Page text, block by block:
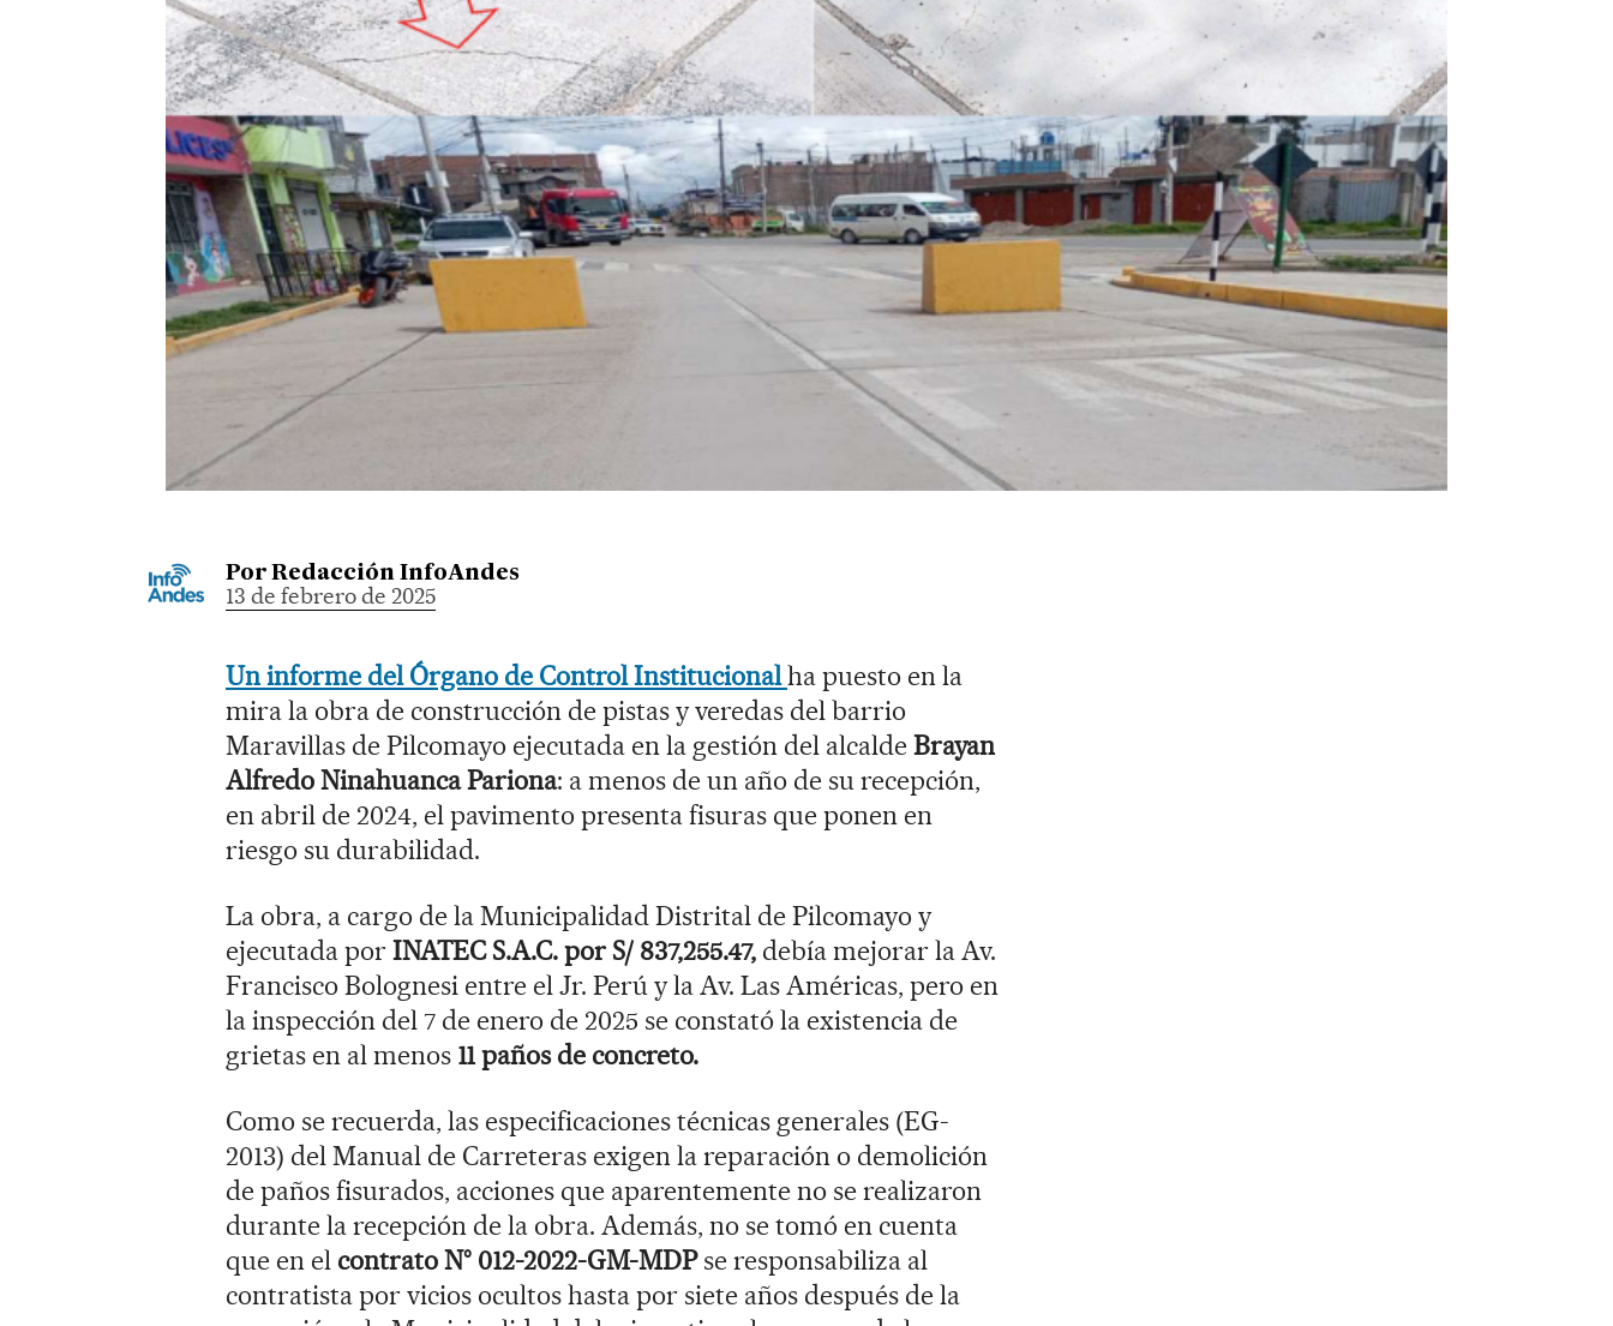
Por Redacción InfoAndes
13 de febrero de 2025
Un informe del Órgano de Control Institucionalha puesto en la
mira la obra de construcción de pistas y veredas del barrio
Maravillas de Pilcomayo ejecutada en la gestión del alcaldeBrayan
Alfredo Ninahuanca Pariona: a menos de un año de su recepción,
en abril de 2024, el pavimento presenta fisuras que ponen en
riesgo su durabilidad.
La obra, a cargo de la Municipalidad Distrital de Pilcomayo y
ejecutada porINATEC S.A.C. por S/ 837,255.47, debía mejorar la Av.
Francisco Bolognesi entre el Jr. Perú y la Av. Las Américas, pero en
la inspección del 7 de enero de 2025 se constató la existencia de
grietas en al menos 11 paños de concreto.
Como se recuerda, las especificaciones técnicas generales (EG-
2013) del Manual de Carreteras exigen la reparación o demolición
de paños fisurados, acciones que aparentemente no se realizaron
durante la recepción de la obra. Además, no se tomó en cuenta
que en el contrato N° 012-2022-GM-MDPse responsabiliza al
contratista por vicios ocultos hasta por siete años después de la